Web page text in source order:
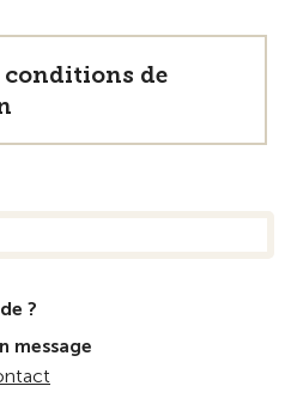
conditions de
?
message